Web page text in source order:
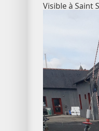
Visible à Saint